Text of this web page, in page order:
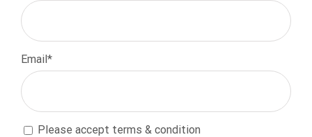
Email*
Please accept terms & condition